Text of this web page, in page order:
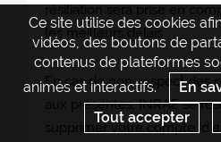
résiliation sera prise en
les meilleurs délais.
En cas de non-respect des
aux présentes, INRAE se
supprimer votre compte,
Ce site utilise des cookies
vidéos, des boutons de
contenus de plateformes
animés et interactifs.
En
Tout accepter